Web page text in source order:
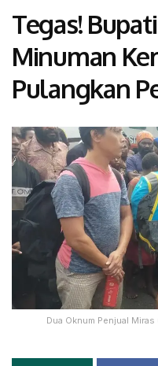
Tegas!
Minuman
Pulangkan
Dua Oknum Penjual